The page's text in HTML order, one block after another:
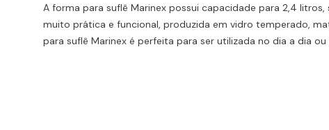
A forma para suflê Marinex possui capacidade para 2,4
muito prática e funcional, produzida em vidro temperado,
para suflê Marinex é perfeita para ser utilizada no dia a dia